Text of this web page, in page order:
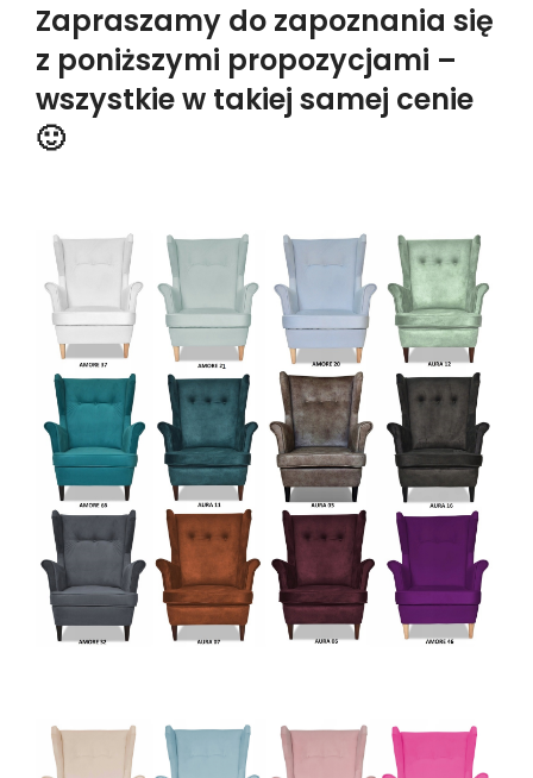
Zapraszamy do zapoznania się
z poniższymi propozycjami –
wszystkie w takiej samej cenie
🙂